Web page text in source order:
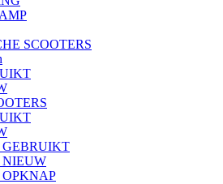
SCOOTERS
GEBRUIKT
NIEUW
OPKNAP